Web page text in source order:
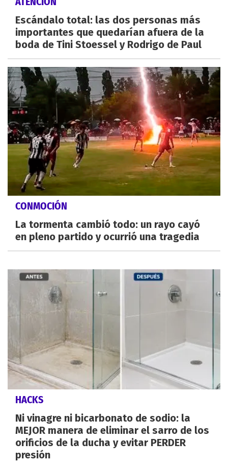
Escándalo total: las dos personas más
importantes que quedarían afuera de la
boda de Tini Stoessel y Rodrigo de Paul
CONMOCIÓN
La tormenta cambió todo: un rayo cayó
en pleno partido y ocurrió una tragedia
HACKS
Ni vinagre ni bicarbonato de sodio: la
MEJOR manera de eliminar el sarro de los
orificios de la ducha y evitar PERDER
presión